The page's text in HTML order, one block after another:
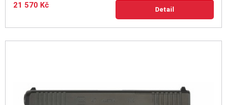
21 570 Kč Detail